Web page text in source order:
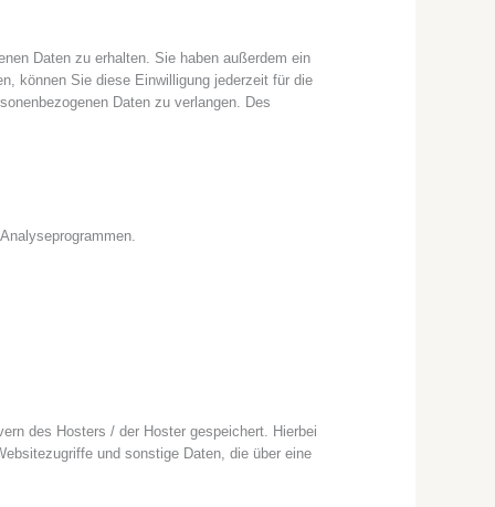
Daten zu erhalten. Sie haben außerdem ein
können Sie diese Einwilligung jederzeit für die
Daten zu verlangen. Des
des Hosters / der Hoster gespeichert. Hierbei
und sonstige Daten, die über eine